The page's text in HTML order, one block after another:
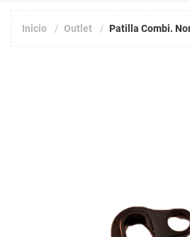
Inicio Outlet Patilla Combi.